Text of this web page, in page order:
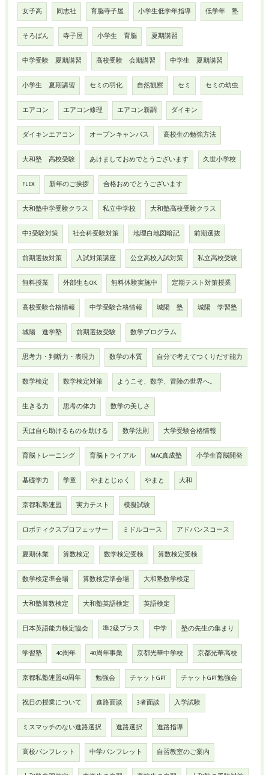
女子高 同志社 育脳寺子屋 小学生低学年指導 低学年 塾
そろばん 寺子屋 小学生 育脳 夏期講習
中学受験 夏期講習 高校受験 会期講習 中学生 夏期講習
小学生 夏期講習 セミの羽化 自然観察 セミ セミの幼虫
エアコン エアコン修理 エアコン新調 ダイキン
ダイキンエアコン オープンキャンパス 高校生の勉強方法
大和塾 高校受験 あけましておめでとうございます 久世小学校
FLEX 新年のご挨拶 合格おめでとうございます
大和塾中学受験クラス 私立中学校 大和塾高校受験クラス
中3受験対策 社会科受験対策 地理白地図暗記 前期選抜
前期選抜対策 入試対策講座 公立高校入試対策 私立高校受験
無料授業 外部生もOK 無料体験実施中 定期テスト対策授業
高校受験合格情報 中学受験合格情報 城陽 塾 城陽 学習塾
城陽 進学塾 前期選抜受験 数学プログラム
思考力・判断力・表現力 数学の本質 自分で考えてつくりだす能力
数学検定 数学検定対策 ようこそ、数学、冒険の世界へ。
生きる力 思考の体力 数学の美しさ
天は自ら助けるものを助ける 数学法則 大学受験合格情報
育脳トレーニング 育脳トライアル MAC真成塾 小学生育脳開発
基礎学力 学童 やまとじゅく やまと 大和
京都私塾連盟 実力テスト 模擬試験
ロボティクスプロフェッサー ミドルコース アドバンスコース
夏期休業 算数検定 数学検定受検 算数検定受検
数学検定準会場 算数検定準会場 大和塾数学検定
大和塾算数検定 大和塾英語検定 英語検定
日本英語能力検定協会 準2級プラス 中学 塾の先生の集まり
学習塾 40周年 40周年事業 京都光華中学校 京都光華高校
京都私塾連盟40周年 勉強会 チャットGPT チャットGPT勉強会
祝日の授業について 進路面談 3者面談 入学試験
ミスマッチのない進路選択 進路選択 進路指導
高校パンフレット 中学パンフレット 自習教室のご案内